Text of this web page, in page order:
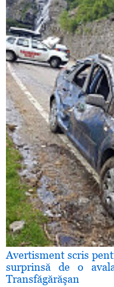
Avertisment scris
surprinsă de o
Transfăgărăşan